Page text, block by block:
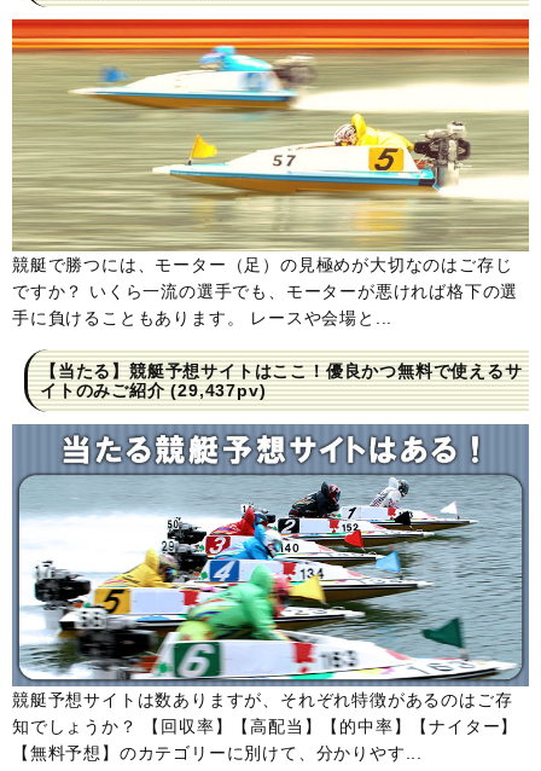
競艇で勝つには、モーター（足）の見極めが大切なのはご存じ
ですか？ いくら一流の選手でも、モーターが悪ければ格下の選
手に負けることもあります。 レースや会場と...
【当たる】競艇予想サイトはここ！優良かつ無料で使えるサ
イトのみご紹介(29,437pv)
競艇予想サイトは数ありますが、それぞれ特徴があるのはご存
知でしょうか？ 【回収率】【高配当】【的中率】【ナイター】
【無料予想】のカテゴリーに別けて、分かりやす...